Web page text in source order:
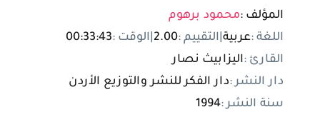
المؤلف :محمود برهوم
اللغة :عربية التقييم :2.00 الوقت :00:33:43
القارئ :اليزابيث نصار
دار النشر :دار الفكر للنشر والتوزيع الأردن
سنة النشر :1994